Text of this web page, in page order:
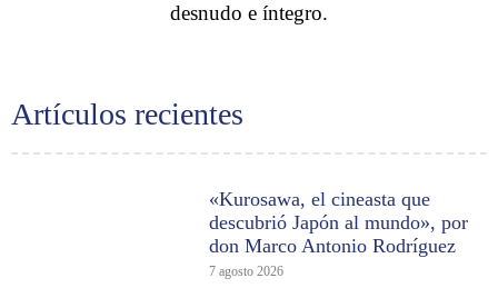
Artículos recientes
«Kurosawa, el cineasta que
descubrió Japón al mundo», por
don Marco Antonio Rodríguez
7 agosto 2026
desnudo e íntegro.